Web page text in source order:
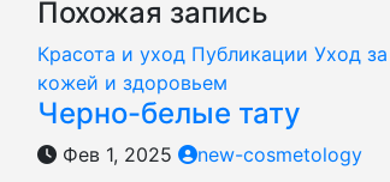
Похожая запись
Красота и уход Публикации Уход за
кожей и здоровьем
Черно-белые тату
Фев 1, 2025 new-cosmetology